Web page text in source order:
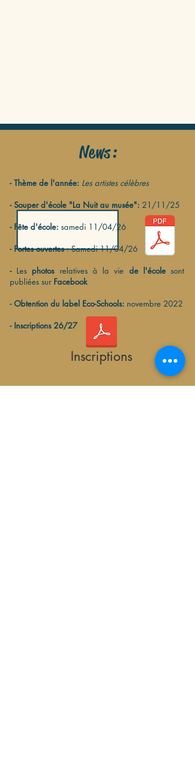
News:
- Thème de l'année: Les artistes célèbres
- Souper d'école "La Nuit au musée": 21/11/25
- Fête d'école: samedi 11/04/26
- Portes ouvertes: Samedi 11/04/26
- Les photosrelatives à la vie de l'écolesont
publiées sur Facebook
- Obtention du label Eco-Schools: novembre 2022
- Inscriptions 26/27
Inscriptions